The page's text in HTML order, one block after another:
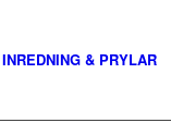
INREDNING & PRYLAR